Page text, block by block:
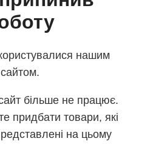
нашим
сайтом.
більше не працює.
придбати товари, які
на цьому